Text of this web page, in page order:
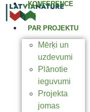
KONFERENCE
2025
PAR PROJEKTU
Mērķi un
uzdevumi
Plānotie
ieguvumi
Projekta
jomas